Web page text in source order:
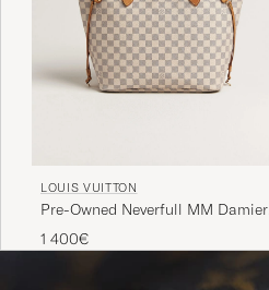
LOUIS VUITTON
Pre-Owned Neverfull MM Damier
Azur
1 400€